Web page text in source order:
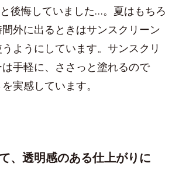
後悔していました…。夏はもちろ
外に出るときはサンスクリーン
ようにしています。サンスクリ
手軽に、ささっと塗れるので
実感しています。
、透明感のある仕上がりに